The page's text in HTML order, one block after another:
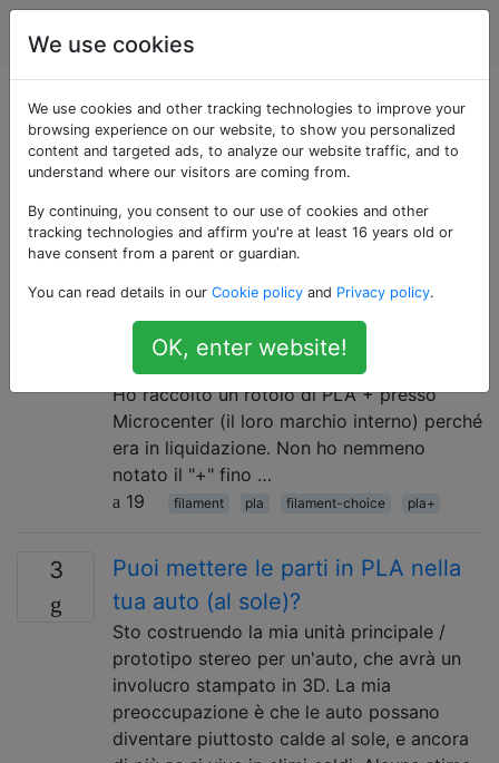
Stampa 3D
Domande taggate
«filament-choice»
5
Che cos'è il PLA +? In che cosa
differisce dal PLA?
Domanda Che cos'è il PLA +? In che cosa
composizione, formula, problemi di
sicurezza (o mancanza di ciò), ecc. sfondo
Ho raccolto un rotolo di PLA + presso
Microcenter (il loro marchio interno) perché
era in liquidazione. Non ho nemmeno
notato il "+" fino …
19
filament pla filament-choice pla+
3
Puoi mettere le parti in PLA nella
tua auto (al sole)?
Sto costruendo la mia unità principale /
prototipo stereo per un'auto, che avrà un
involucro stampato in 3D. La mia
preoccupazione è che le auto possano
diventare piuttosto calde al sole, e ancora
We use cookies
We use cookies and other tracking technologies to improve your
browsing experience on our website, to show you personalized
content and targeted ads, to analyze our website traffic, and to
understand where our visitors are coming from.
By continuing, you consent to our use of cookies and other
tracking technologies and affirm you're at least 16 years old or
have consent from a parent or guardian.
You can read details in our Cookie policy and Privacy policy.
OK, enter website!